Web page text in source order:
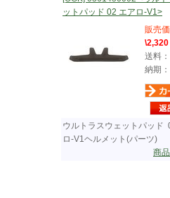
ットパッド 02 エアロ-V1>
販売
\2,320
送料
納期
ウルトラスウェットパッド
ロ-V1ヘルメット(パーツ)
商